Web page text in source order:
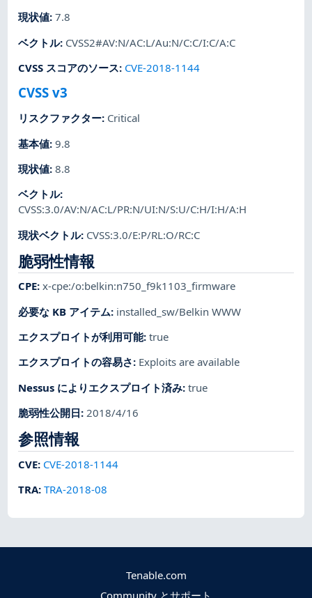
現状値:7.8
ベクトル: CVSS2#AV:N/AC:L/Au:N/C:C/I:C/A:C
CVSS スコアのソース: CVE-2018-1144
CVSS v3
リスクファクター: Critical
基本値:9.8
現状値:8.8
ベクトル:
CVSS:3.0/AV:N/AC:L/PR:N/UI:N/S:U/C:H/I:H/A:H
現状ベクトル: CVSS:3.0/E:P/RL:O/RC:C
脆弱性情報
CPE:x-cpe:/o:belkin:n750_f9k1103_firmware
必要な KB アイテム: installed_sw/Belkin WWW
エクスプロイトが利用可能:true
エクスプロイトの容易さ: Exploits are available
Nessus によりエクスプロイト済み:true
脆弱性公開日: 2018/4/16
参照情報
CVE: CVE-2018-1144
TRA:TRA-2018-08
Tenable.com